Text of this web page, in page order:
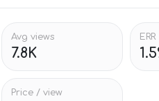
Avg views
7.8K
ERR
Price / view